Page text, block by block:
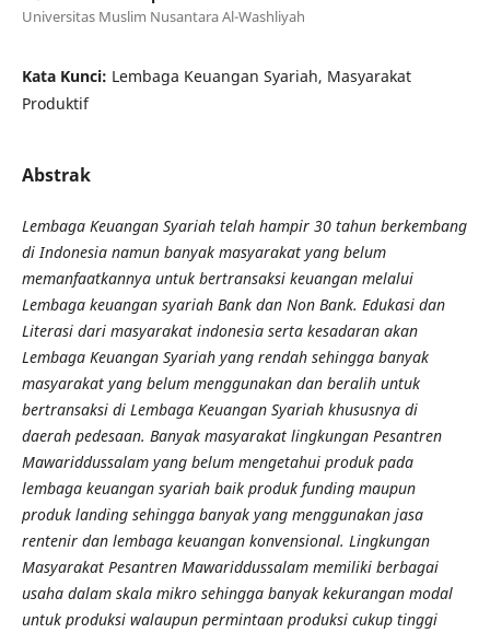
Universitas Muslim Nusantara Al-Washliyah
Kata Kunci: Lembaga Keuangan Syariah, Masyarakat
Produktif
Abstrak
Lembaga Keuangan Syariah telah hampir 30 tahun berkembang
di Indonesia namun banyak masyarakat yang belum
memanfaatkannya untuk bertransaksi keuangan melalui
Lembaga keuangan syariah Bank dan Non Bank. Edukasi dan
Literasi dari masyarakat indonesia serta kesadaran akan
Lembaga Keuangan Syariah yang rendah sehingga banyak
masyarakat yang belum menggunakan dan beralih untuk
bertransaksi di Lembaga Keuangan Syariah khususnya di
daerah pedesaan. Banyak masyarakat lingkungan Pesantren
Mawariddussalam yang belum mengetahui produk pada
lembaga keuangan syariah baik produk funding maupun
produk landing sehingga banyak yang menggunakan jasa
rentenir dan lembaga keuangan konvensional. Lingkungan
Masyarakat Pesantren Mawariddussalam memiliki berbagai
usaha dalam skala mikro sehingga banyak kekurangan modal
untuk produksi walaupun permintaan produksi cukup tinggi